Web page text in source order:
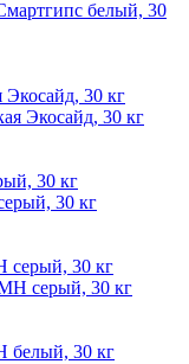
Экосайд, 30 кг
30 кг
серый, 30 кг
белый, 30 кг